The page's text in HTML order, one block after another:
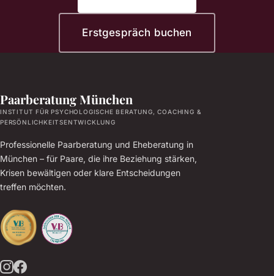
Erstgespräch buchen
Paarberatung München
INSTITUT FÜR PSYCHOLOGISCHE BERATUNG, COACHING &
PERSÖNLICHKEITSENTWICKLUNG
Professionelle Paarberatung und Eheberatung in
München – für Paare, die ihre Beziehung stärken,
Krisen bewältigen oder klare Entscheidungen
treffen möchten.